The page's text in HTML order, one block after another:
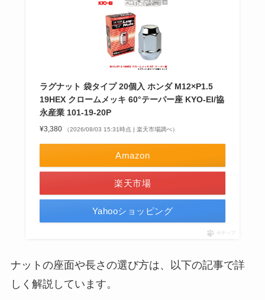
ラグナット 袋タイプ 20個入 ホンダ M12×P1.5
19HEX クロームメッキ 60°テーパー座 KYO-EI/協
永産業 101-19-20P
¥3,380 （2026/08/03 15:31時点 | 楽天市場調べ）
Amazon
楽天市場
Yahooショッピング
ポチップ
ナットの座面や長さの選び方は、以下の記事で詳
しく解説しています。